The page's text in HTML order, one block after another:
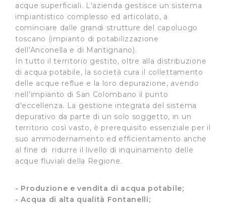
acque superficiali. L'azienda gestisce un sistema
impiantistico complesso ed articolato, a
cominciare dalle grandi strutture del capoluogo
toscano (impianto di potabilizzazione
dell'Anconella e di Mantignano).
In tutto il territorio gestito, oltre alla distribuzione
di acqua potabile, la società cura il collettamento
delle acque reflue e la loro depurazione, avendo
nell'impianto di San Colombano il punto
d'eccellenza. La gestione integrata del sistema
depurativo da parte di un solo soggetto, in un
territorio così vasto, è prerequisito essenziale per il
suo ammodernamento ed efficientamento anche
al fine di ridurre il livello di inquinamento delle
acque fluviali della Regione.
- Produzione e vendita di acqua potabile;
- Acqua di alta qualità Fontanelli;